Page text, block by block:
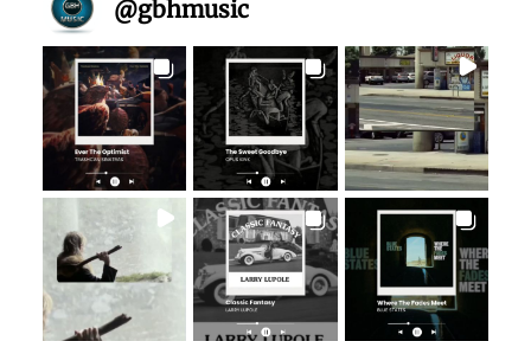
@gbhmusic